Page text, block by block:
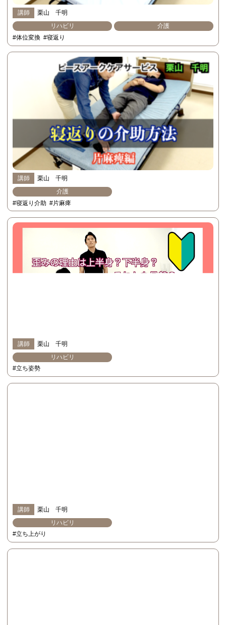
講師
栗山 千明
リハビリ
介護
#体位変換 #寝返り
講師
栗山 千明
介護
#寝返り介助 #片麻痺
講師
栗山 千明
リハビリ
#立ち姿勢
講師
栗山 千明
リハビリ
#立ち上がり